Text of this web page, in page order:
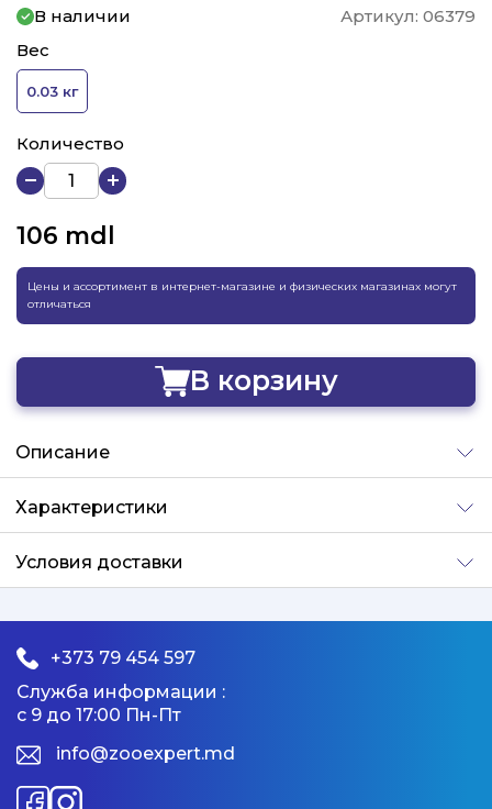
В наличии Артикул: 06379
Вес
0.03 кг
Количество
106 mdl
Цены и ассортимент в интернет-магазине и физических магазинах могут
отличаться
В корзину
Добавлено
Описание
Характеристики
Условия доставки
+373 79 454 597
Служба информации :
с 9 до 17:00 Пн-Пт
info@zooexpert.md